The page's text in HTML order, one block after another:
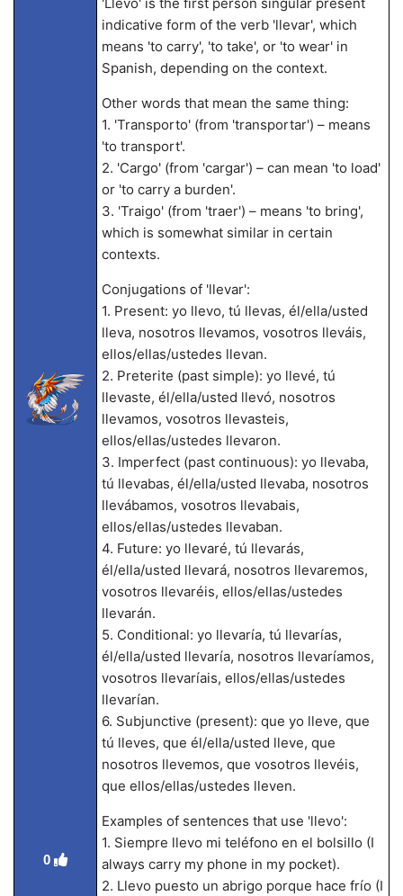
0
indicative form of the verb 'llevar', which
means 'to carry', 'to take', or 'to wear' in
Spanish, depending on the context.
Other words that mean the same thing:
1. 'Transporto' (from 'transportar') – means
'to transport'.
2. 'Cargo' (from 'cargar') – can mean 'to load'
or 'to carry a burden'.
3. 'Traigo' (from 'traer') – means 'to bring',
which is somewhat similar in certain
contexts.
Conjugations of 'llevar':
1. Present: yo llevo, tú llevas, él/ella/usted
lleva, nosotros llevamos, vosotros lleváis,
ellos/ellas/ustedes llevan.
2. Preterite (past simple): yo llevé, tú
llevaste, él/ella/usted llevó, nosotros
llevamos, vosotros llevasteis,
ellos/ellas/ustedes llevaron.
3. Imperfect (past continuous): yo llevaba,
tú llevabas, él/ella/usted llevaba, nosotros
llevábamos, vosotros llevabais,
ellos/ellas/ustedes llevaban.
4. Future: yo llevaré, tú llevarás,
él/ella/usted llevará, nosotros llevaremos,
vosotros llevaréis, ellos/ellas/ustedes
llevarán.
5. Conditional: yo llevaría, tú llevarías,
él/ella/usted llevaría, nosotros llevaríamos,
vosotros llevaríais, ellos/ellas/ustedes
llevarían.
6. Subjunctive (present): que yo lleve, que
tú lleves, que él/ella/usted lleve, que
nosotros llevemos, que vosotros llevéis,
que ellos/ellas/ustedes lleven.
Examples of sentences that use 'llevo':
1. Siempre llevo mi teléfono en el bolsillo (I
always carry my phone in my pocket).
2. Llevo puesto un abrigo porque hace frío (I